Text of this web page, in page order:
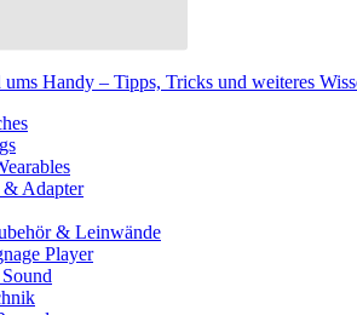
Handy – Tipps, Tricks und weiteres
Adapter
& Leinwände
Player